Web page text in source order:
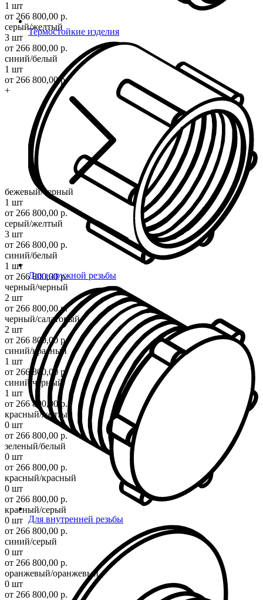
Термостойкие изделия
Для наружной резьбы
Для внутренней резьбы
1 шт
от 266 800,00 р.
серый/желтый
3 шт
от 266 800,00 р.
синий/белый
1 шт
от 266 800,00 р.
+
бежевый/черный
1 шт
от 266 800,00 р.
серый/желтый
3 шт
от 266 800,00 р.
синий/белый
1 шт
от 266 800,00 р.
черный/черный
2 шт
от 266 800,00 р.
черный/салатовый
2 шт
от 266 800,00 р.
синий/красный
1 шт
от 266 800,00 р.
синий/черный
1 шт
от 266 800,00 р.
красный/желтый
0 шт
от 266 800,00 р.
зеленый/белый
0 шт
от 266 800,00 р.
красный/красный
0 шт
от 266 800,00 р.
красный/серый
0 шт
от 266 800,00 р.
синий/серый
0 шт
от 266 800,00 р.
оранжевый/оранжевый
0 шт
от 266 800,00 р.